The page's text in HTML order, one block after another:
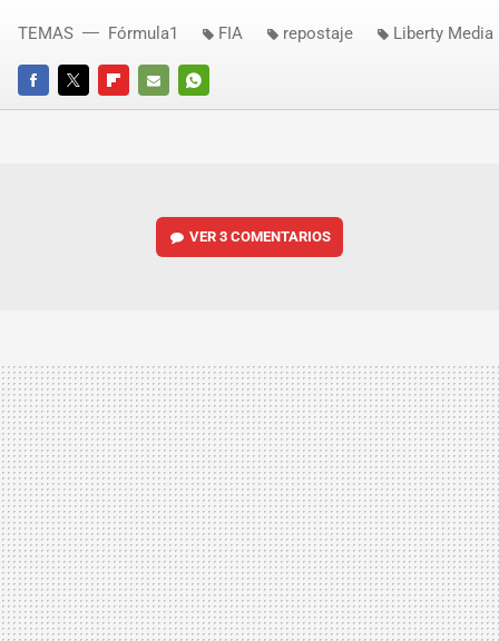
FACEBOOKTWITTERFLIPBOARD
E-
WHATSAPP
TEMAS Fórmula1 FIA repostaje Liberty Media
VER3 COMENTARIOS